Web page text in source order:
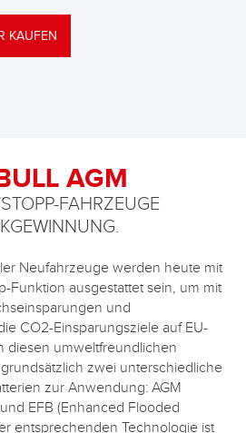
KAUFEN
AGM
FAHRZEUGE
Neufahrzeuge werden heute mit
Funktion ausgestattet sein, um mit
und
CO2-Einsparungsziele auf EU-
diesen umweltfreundlichen
zwei unterschiedliche
zur Anwendung: AGM
EFB (Enhanced Flooded
entsprechenden Technologie ist